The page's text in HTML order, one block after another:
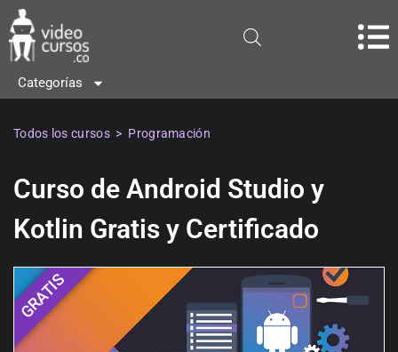
Categorías
Todos los cursos> Programación
Curso de Android Studio y
Kotlin Gratis y Certificado
GRATIS